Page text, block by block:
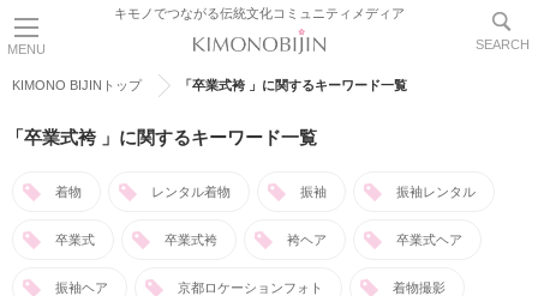
KIMONO BIJINトップ 「卒業式袴 」に関するキーワード一覧
「卒業式袴 」に関するキーワード一覧
着物 レンタル着物 振袖 振袖レンタル
卒業式 卒業式袴 袴ヘア 卒業式ヘア
振袖ヘア 京都ロケーションフォト 着物撮影
MENU
キモノでつながる伝統文化コミュニティメディア
SEARCH